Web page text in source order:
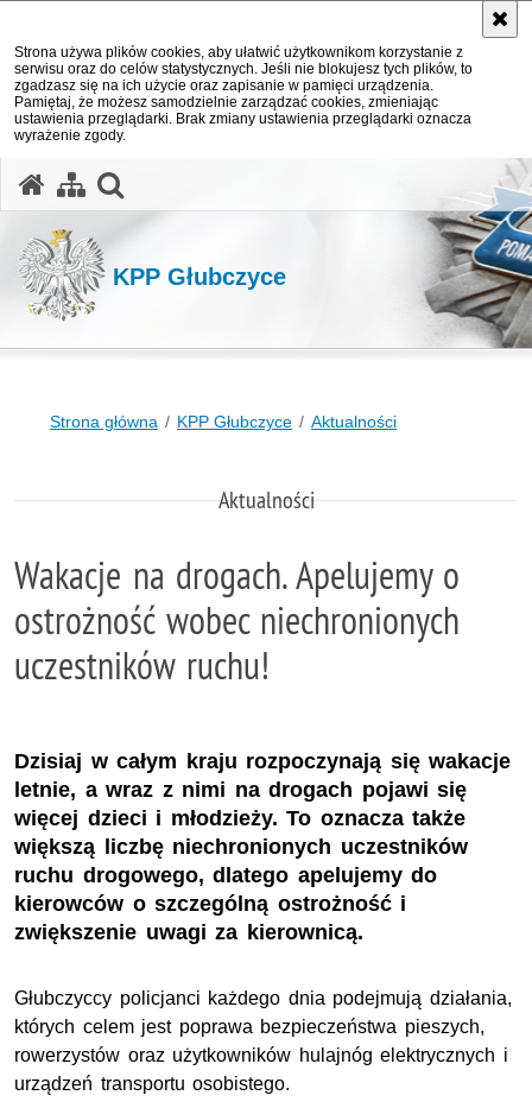
Strona używa plików cookies, aby ułatwić użytkownikom korzystanie z
serwisu oraz do celów statystycznych. Jeśli nie blokujesz tych plików, to
zgadzasz się na ich użycie oraz zapisanie w pamięci urządzenia.
Pamiętaj, że możesz samodzielnie zarządzać cookies, zmieniając
ustawienia przeglądarki. Brak zmiany ustawienia przeglądarki oznacza
wyrażenie zgody.
KPP Głubczyce
Strona główna KPP Głubczyce Aktualności
Aktualności
Wakacje na drogach. Apelujemy o
ostrożność wobec niechronionych
uczestników ruchu!
Dzisiaj w całym kraju rozpoczynają się wakacje
letnie, a wraz z nimi na drogach pojawi się
więcej dzieci i młodzieży. To oznacza także
większą liczbę niechronionych uczestników
ruchu drogowego, dlatego apelujemy do
kierowców o szczególną ostrożność i
zwiększenie uwagi za kierownicą.
Głubczyccy policjanci każdego dnia podejmują działania,
których celem jest poprawa bezpieczeństwa pieszych,
rowerzystów oraz użytkowników hulajnóg elektrycznych i
urządzeń transportu osobistego.